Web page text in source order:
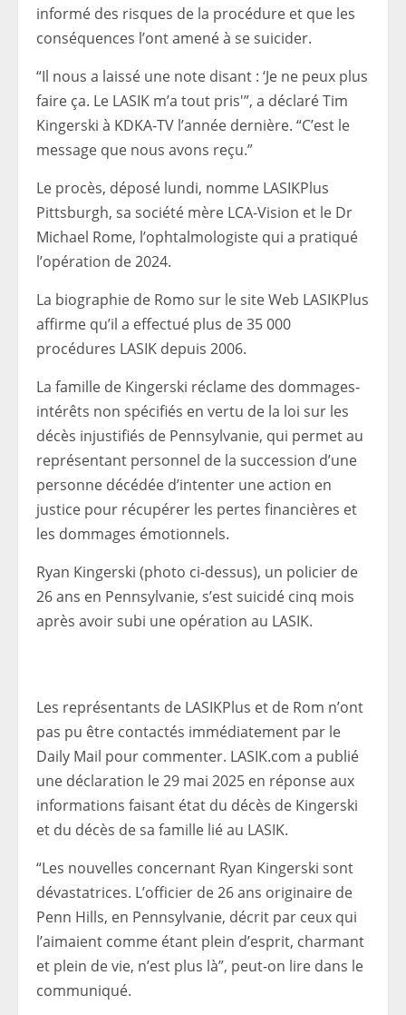
informé des risques de la procédure et que les
conséquences l’ont amené à se suicider.
“Il nous a laissé une note disant : ‘Je ne peux plus
faire ça. Le LASIK m’a tout pris'”, a déclaré Tim
Kingerski à KDKA-TV l’année dernière. “C’est le
message que nous avons reçu.”
Le procès, déposé lundi, nomme LASIKPlus
Pittsburgh, sa société mère LCA-Vision et le Dr
Michael Rome, l’ophtalmologiste qui a pratiqué
l’opération de 2024.
La biographie de Romo sur le site Web LASIKPlus
affirme qu’il a effectué plus de 35 000
procédures LASIK depuis 2006.
La famille de Kingerski réclame des dommages-
intérêts non spécifiés en vertu de la loi sur les
décès injustifiés de Pennsylvanie, qui permet au
représentant personnel de la succession d’une
personne décédée d’intenter une action en
justice pour récupérer les pertes financières et
les dommages émotionnels.
Ryan Kingerski (photo ci-dessus), un policier de
26 ans en Pennsylvanie, s’est suicidé cinq mois
après avoir subi une opération au LASIK.
Les représentants de LASIKPlus et de Rom n’ont
pas pu être contactés immédiatement par le
Daily Mail pour commenter. LASIK.com a publié
une déclaration le 29 mai 2025 en réponse aux
informations faisant état du décès de Kingerski
et du décès de sa famille lié au LASIK.
“Les nouvelles concernant Ryan Kingerski sont
dévastatrices. L’officier de 26 ans originaire de
Penn Hills, en Pennsylvanie, décrit par ceux qui
l’aimaient comme étant plein d’esprit, charmant
et plein de vie, n’est plus là”, peut-on lire dans le
communiqué.